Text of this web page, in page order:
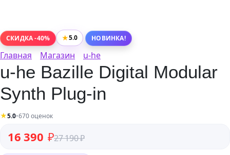
СКИДКА -40% ★5.0 НОВИНКА!
Главная Магазин u-he
u-he Bazille Digital Modular
Synth Plug-in
★5.0•670 оценок
27 190₽
Первоначальная цена составляла 27 190 ₽.
16 390 ₽
Текущая цена: 16 390 ₽.